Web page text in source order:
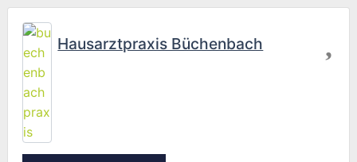
Hausarztpraxis Büchenbach